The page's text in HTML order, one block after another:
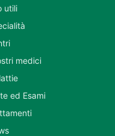
utili
medici
ed Esami